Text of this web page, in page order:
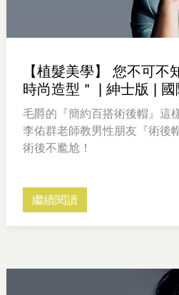
【植髮美學】 您不可不
時尚造型＂ | 紳士版 |
師
毛爵的『簡約百搭術後帽』這
李佑群老師教男性朋友『術後
術後不尷尬！
繼續閱讀